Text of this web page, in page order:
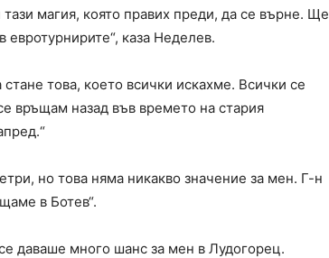
магия, която правих преди, да се върне. Ще
каза Неделев.
това, което всички искахме. Всички се
връщам назад във времето на стария
но това няма никакво значение за мен. Г-н
в Ботев“.
даваше много шанс за мен в Лудогорец.